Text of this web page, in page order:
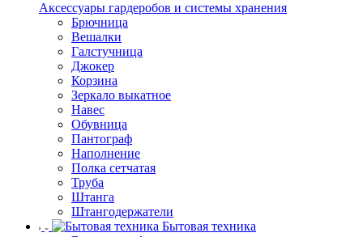
Аксессуары гардеробов и системы хранения
Брючница
Вешалки
Галстучница
Джокер
Корзина
Зеркало выкатное
Навес
Обувница
Пантограф
Наполнение
Полка сетчатая
Труба
Штанга
Штангодержатели
Бытовая техника